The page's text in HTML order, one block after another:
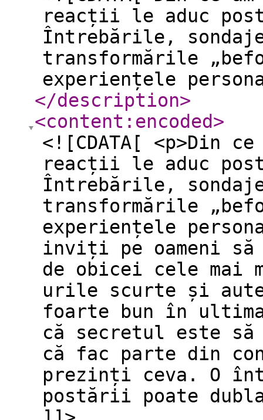
reacții le aduc
Întrebările,
transformările
experiențele
</description>
<content:encoded>
<![CDATA[ <p>Din
reacții le aduc
Întrebările,
transformările
experiențele
inviți pe oameni să
de obicei cele mai
urile scurte și
foarte bun în
că secretul este
că fac parte din
prezinți ceva. O
postării poate